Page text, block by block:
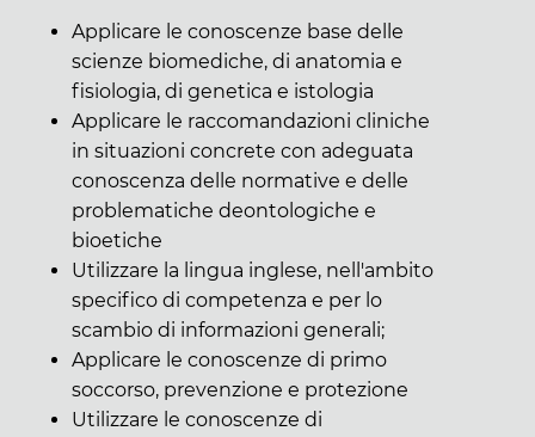
Applicare le conoscenze base delle
scienze biomediche, di anatomia e
fisiologia, di genetica e istologia
Applicare le raccomandazioni cliniche
in situazioni concrete con adeguata
conoscenza delle normative e delle
problematiche deontologiche e
bioetiche
Utilizzare la lingua inglese, nell'ambito
specifico di competenza e per lo
scambio di informazioni generali;
Applicare le conoscenze di primo
soccorso, prevenzione e protezione
Utilizzare le conoscenze di